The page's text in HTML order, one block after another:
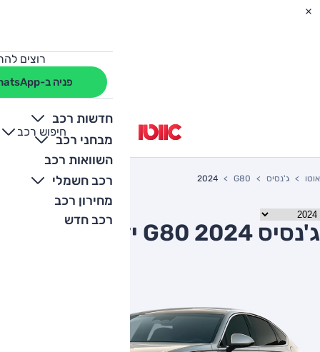
רוצים
פניה ב-WhatsApp
חדשות רכב
מבחני רכב
השוואות רכב
רכב חשמלי
מחירון רכב
רכב חדש
חיפוש רכב
+
-
אוטו ג'נסיס G80
2024
ג'נסיס G80 2024 יד שניה